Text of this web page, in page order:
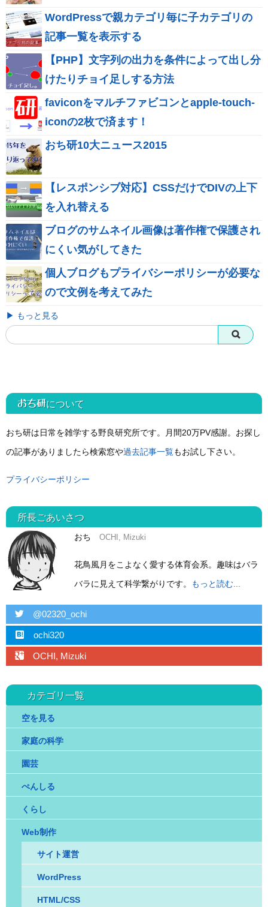
WordPressで親カテゴリ毎に子カテゴリの
記事一覧を表示する
【PHP】文字列の出力を条件によって出し分
けたりチョイ足しする方法
faviconをマルチファビコンとapple-touch-
iconの2枚で済ます！
おち研10大ニュース2015
【レスポンシブ対応】CSSだけでDIVの上下
を入れ替える
ブログのサムネイル画像は著作権で保護され
にくい気がしてきた
個人ブログもプライバシーポリシーが必要な
ので文例を考えてみた
▶ もっと見る
おち研について
おち研は日常を雑学する野良研究所です。月間20万PV感謝。お探し
の記事がありましたら検索窓や過去記事一覧もお試し下さい。
プライバシーポリシー
所長ごあいさつ
おち OCHI, Mizuki
花鳥風月をこよなく愛する体育会系。趣味はバラ
バラに見えて科学繋がりです。
もっと読む...
twitter @02320_ochi
hatebu ochi320
googleplus OCHI, Mizuki
カテゴリ一覧
空を見る
家庭の科学
園芸
ぺんしる
くらし
Web制作
サイト運営
WordPress
HTML/CSS